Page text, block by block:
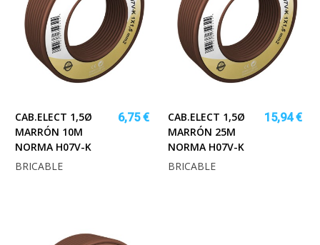
CAB.ELECT 1,5Ø
MARRÓN 10M
NORMA H07V-K
6,75 €
BRICABLE
CAB.ELECT 1,5Ø
MARRÓN 25M
NORMA H07V-K
15,94 €
BRICABLE